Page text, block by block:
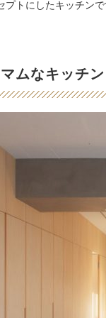
プトにしたキッチン
ムなキッチン